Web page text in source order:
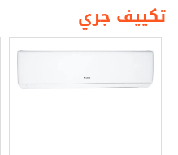
تكييف جري